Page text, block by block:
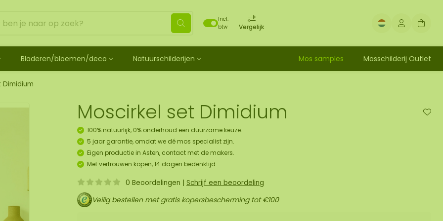
Incl.
btw
Vergelijk
Mosdots [TIP]
Mosdot Cuatro
Mosdot set
Los mos behandeld
Bolmos
Fluff mos
ECO mos [Budget]
Bladeren/bloemen/deco
bladeren
Natuurschilderijen Mos samples Mosschilderij Outlet
Dimidium
Moscirkel set Dimidium
100% natuurlijk, 0% onderhoud een duurzame keuze.
5 jaar garantie, omdat we dé mos specialist zijn.
Eigen productie in Asten, contact met de makers.
Met vertrouwen kopen, 14 dagen bedenktijd.
0 Beoordelingen | Schrijf een beoordeling
Veilig bestellen met gratis kopersbescherming tot €100